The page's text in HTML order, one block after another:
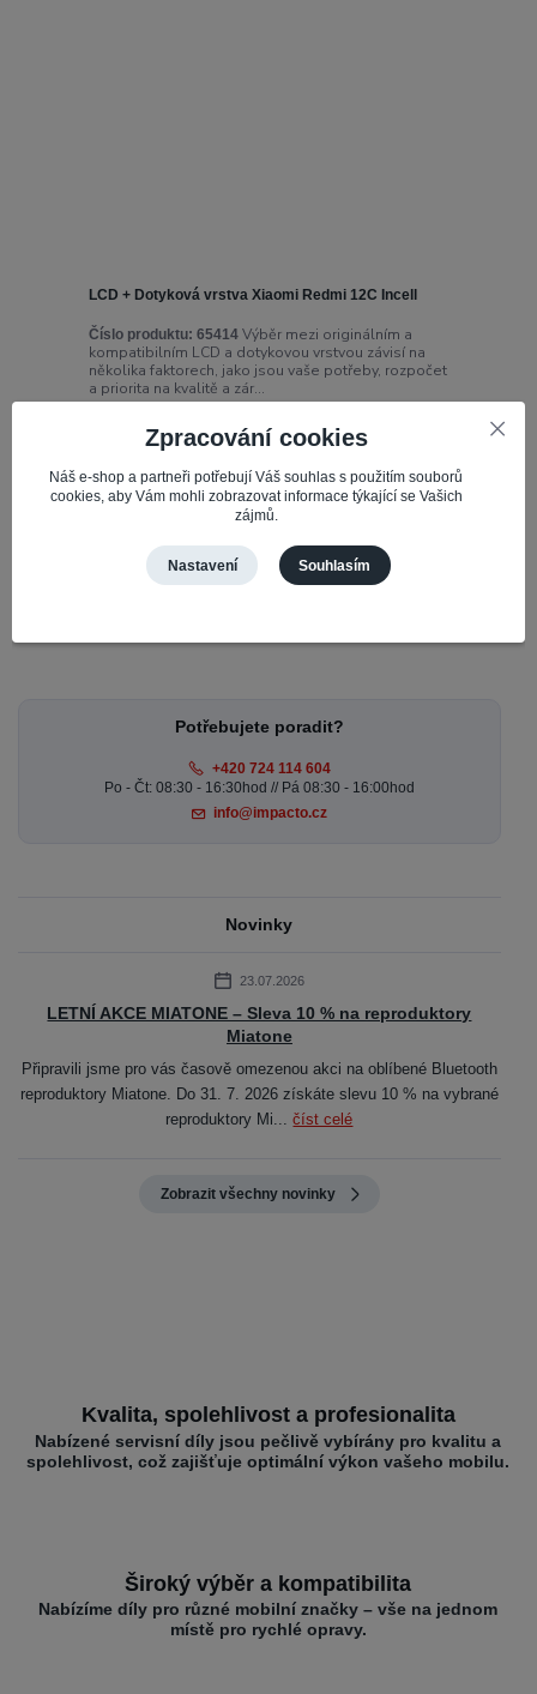
LCD + Dotyková vrstva Xiaomi Redmi 12C Incell
Číslo produktu: 65414Výběr mezi originálním a
kompatibilním LCD a dotykovou vrstvou závisí na
několika faktorech, jako jsou vaše potřeby, rozpočet
a priorita na kvalitě a zár...
511,13 Kč
422,42 Kč
Skladem 3
Přidat do košíku
Potřebujete poradit?
+420 724 114 604
Po - Čt: 08:30 - 16:30hod // Pá 08:30 - 16:00hod
info@impacto.cz
Novinky
23.07.2026
LETNÍ AKCE MIATONE – Sleva 10 % na reproduktory
Miatone
Připravili jsme pro vás časově omezenou akci na oblíbené Bluetooth
reproduktory Miatone. Do 31. 7. 2026 získáte slevu 10 % na vybrané
reproduktory Mi...číst celé
Zobrazit všechny novinky
Kvalita, spolehlivost a profesionalita
Nabízené servisní díly jsou pečlivě vybírány pro kvalitu a
spolehlivost, což zajišťuje optimální výkon vašeho mobilu.
Široký výběr a kompatibilita
Nabízíme díly pro různé mobilní značky – vše na jednom
místě pro rychlé opravy.
Zpracování cookies
Náš e-shop a partneři potřebují Váš souhlas s použitím souborů
cookies, aby Vám mohli zobrazovat informace týkající se Vašich
zájmů.
Nastavení Souhlasím